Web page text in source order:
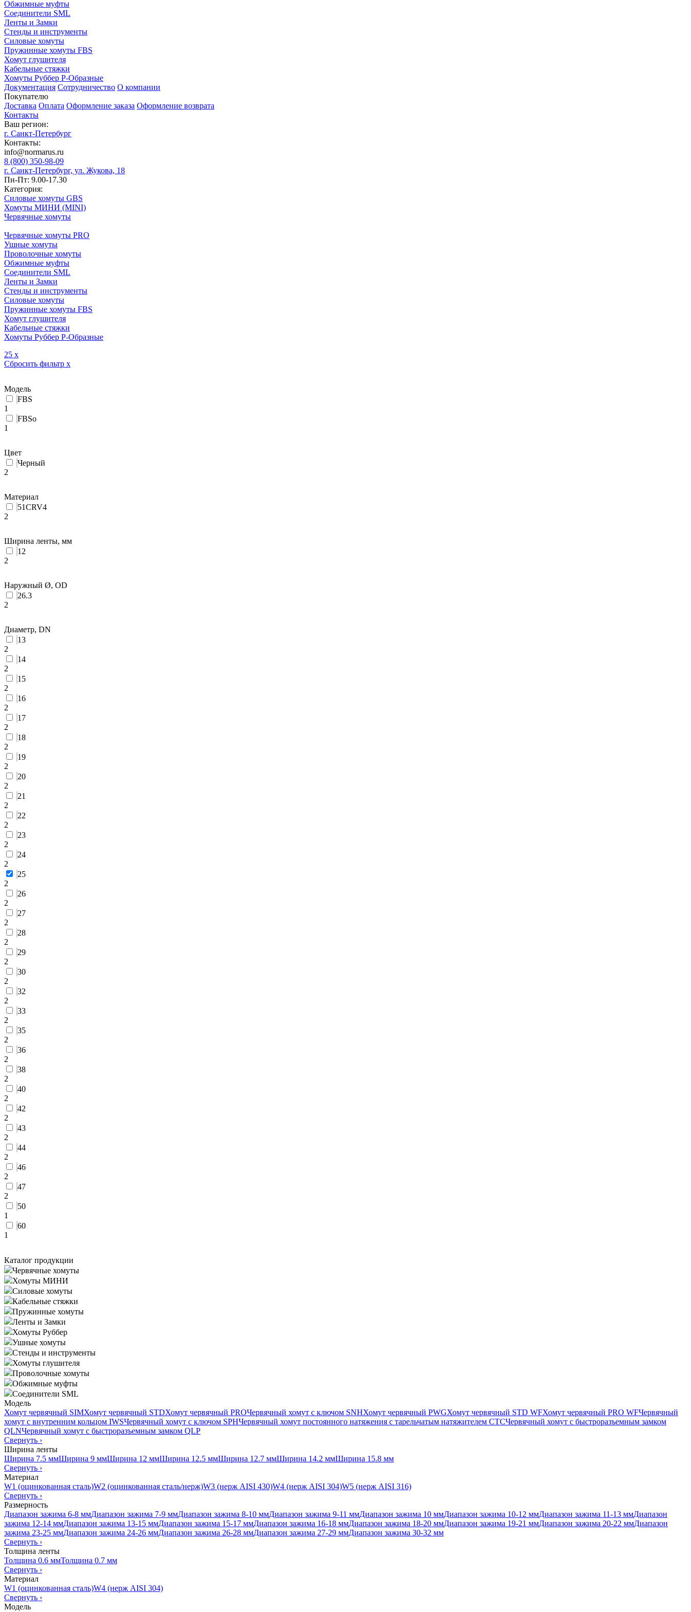
Обжимные муфты
Соединители SML
Ленты и Замки
Стенды и инструменты
Силовые хомуты
Пружинные хомуты FBS
Хомут глушителя
Кабельные стяжки
Хомуты Руббер Р-Образные
Документация Сотрудничество О компании
Покупателю
Доставка Оплата Оформление заказа Оформление возврата
Контакты
Ваш регион:
г. Санкт-Петербург
Контакты:
info@normarus.ru
8 (800) 350-98-09
г. Санкт-Петербург, ул. Жукова, 18
Пн-Пт: 9.00-17.30
Категория:
Силовые хомуты GBS
Хомуты МИНИ (MINI)
Червячные хомуты
Червячные хомуты PRO
Ушные хомуты
Проволочные хомуты
Обжимные муфты
Соединители SML
Ленты и Замки
Стенды и инструменты
Силовые хомуты
Пружинные хомуты FBS
Хомут глушителя
Кабельные стяжки
Хомуты Руббер Р-Образные
25 x
Сбросить фильтр x
Модель
FBS
1
FBSo
1
Цвет
Черный
2
Материал
51CRV4
2
Ширина ленты, мм
12
2
Наружный Ø, OD
26.3
2
Диаметр, DN
13
2
14
2
15
2
16
2
17
2
18
2
19
2
20
2
21
2
22
2
23
2
24
2
25
2
26
2
27
2
28
2
29
2
30
2
32
2
33
2
35
2
36
2
38
2
40
2
42
2
43
2
44
2
46
2
47
2
50
1
60
1
Каталог продукции
Червячные хомуты
Хомуты МИНИ
Силовые хомуты
Кабельные стяжки
Пружинные хомуты
Ленты и Замки
Хомуты Руббер
Ушные хомуты
Стенды и инструменты
Хомуты глушителя
Проволочные хомуты
Обжимные муфты
Соединители SML
Модель
Хомут червячный SIMХомут червячный STDХомут червячный PROЧервячный хомут с ключом SNHХомут червячный PWGХомут червячный STD WFХомут червячный PRO WFЧервячный
хомут с внутренним кольцом IWSЧервячный хомут с ключом SPHЧервячный хомут постоянного натяжения с тарельчатым натяжителем CTCЧервячный хомут с быстроразъемным замком
QLNЧервячный хомут с быстроразъемным замком QLP
Свернуть ›
Ширина ленты
Ширина 7.5 ммШирина 9 ммШирина 12 ммШирина 12.5 ммШирина 12.7 ммШирина 14.2 ммШирина 15.8 мм
Свернуть ›
Материал
W1 (оцинкованная сталь)W2 (оцинкованная сталь/нерж)W3 (нерж AISI 430)W4 (нерж AISI 304)W5 (нерж AISI 316)
Свернуть ›
Размерность
Диапазон зажима 6-8 ммДиапазон зажима 7-9 ммДиапазон зажима 8-10 ммДиапазон зажима 9-11 ммДиапазон зажима 10 ммДиапазон зажима 10-12 ммДиапазон зажима 11-13 ммДиапазон
зажима 12-14 ммДиапазон зажима 13-15 ммДиапазон зажима 15-17 ммДиапазон зажима 16-18 ммДиапазон зажима 18-20 ммДиапазон зажима 19-21 ммДиапазон зажима 20-22 ммДиапазон
зажима 23-25 ммДиапазон зажима 24-26 ммДиапазон зажима 26-28 ммДиапазон зажима 27-29 ммДиапазон зажима 30-32 мм
Свернуть ›
Толщина ленты
Толщина 0.6 ммТолщина 0.7 мм
Свернуть ›
Материал
W1 (оцинкованная сталь)W4 (нерж AISI 304)
Свернуть ›
Модель